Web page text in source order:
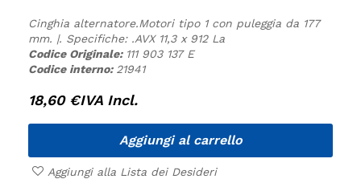
Cinghia alternatore.Motori tipo 1 con puleggia da 177
mm. |. Specifiche: .AVX 11,3 x 912 La
Codice Originale: 111 903 137 E
Codice interno: 21941
18,60 €IVA Incl.
Aggiungi al carrello
Aggiungi alla Lista dei Desideri